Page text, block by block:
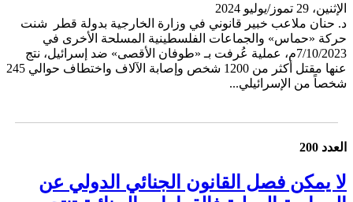
الإثنين، 29 تموز/يوليو 2024
د. حنان ملاعب خبير قانوني في وزارة الخارجية بدولة قطر شنت
حركة «حماس» والجماعات الفلسطينية المسلحة الأخرى في
7/10/2023م، عملية عُرفت بـ «طوفان الأقصى» ضد إسرائيل، نتج
عنها مقتل أكثر من 1200 شخص وإصابة الآلاف واختطاف حوالي 245
شخصاً من الإسرائيلي...
العدد 200
لا يمكن فصل القانون الجنائي الدولي عن